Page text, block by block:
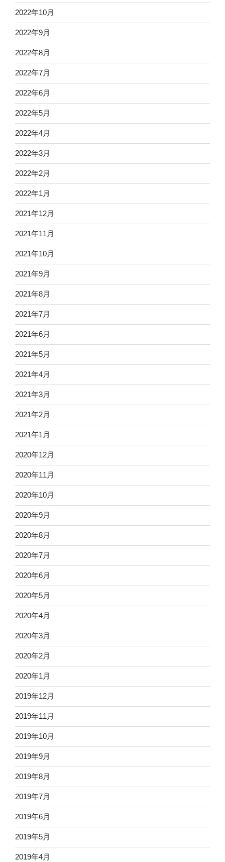
2022年10月
2022年9月
2022年8月
2022年7月
2022年6月
2022年5月
2022年4月
2022年3月
2022年2月
2022年1月
2021年12月
2021年11月
2021年10月
2021年9月
2021年8月
2021年7月
2021年6月
2021年5月
2021年4月
2021年3月
2021年2月
2021年1月
2020年12月
2020年11月
2020年10月
2020年9月
2020年8月
2020年7月
2020年6月
2020年5月
2020年4月
2020年3月
2020年2月
2020年1月
2019年12月
2019年11月
2019年10月
2019年9月
2019年8月
2019年7月
2019年6月
2019年5月
2019年4月